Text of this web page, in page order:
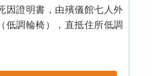
因證明書，由殯儀館七人外
低調輪椅），直抵住所低調